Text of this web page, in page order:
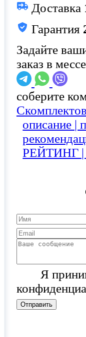
Доставка
Гарантия
Задайте
заказ в
соберите
описание |
РЕЙТИНГ
Я
Отправить